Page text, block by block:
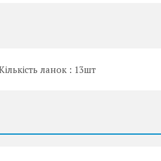
ланок : 13шт